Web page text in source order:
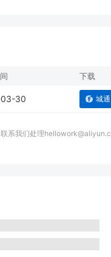
下载
30 城
系我们处理